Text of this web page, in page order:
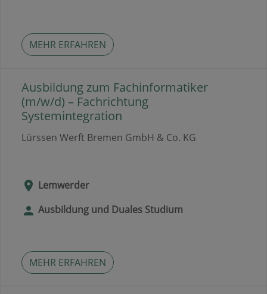
MEHR ERFAHREN
Ausbildung zum Fachinformatiker
(m/w/d) – Fachrichtung
Systemintegration
Lürssen Werft Bremen GmbH & Co. KG
Lemwerder
Ausbildung und Duales Studium
MEHR ERFAHREN